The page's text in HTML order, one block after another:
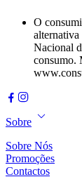
O
Nacional
consumo.
Sobre
Sobre Nós
Promoções
Contactos